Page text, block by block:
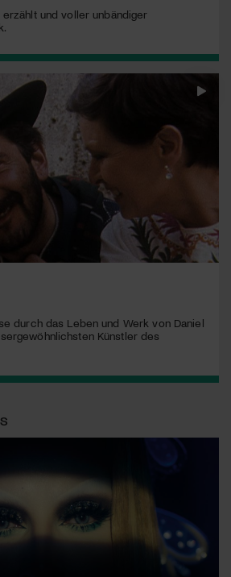
und voller unbändiger
durch das Leben und Werk von Daniel
Künstler des